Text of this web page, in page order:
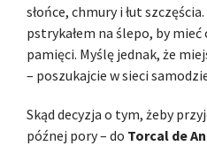
słońce, chmury i łut
pstrykałem na ślepo, by
pamięci. Myślę jednak, że
– poszukajcie w sieci
Skąd decyzja o tym, żeby
późnej pory – do Torcal de